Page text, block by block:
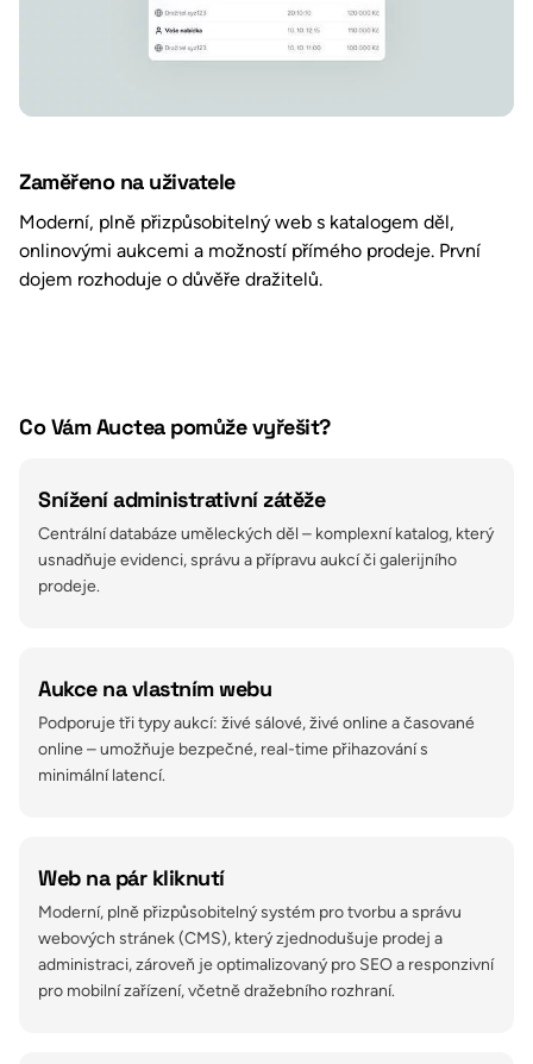
Zaměřeno na uživatele
Moderní, plně přizpůsobitelný web s katalogem děl,
onlinovými aukcemi a možností přímého prodeje. První
dojem rozhoduje o důvěře dražitelů.
Co Vám Auctea pomůže vyřešit?
Snížení administrativní zátěže
Centrální databáze uměleckých děl – komplexní katalog, který
usnadňuje evidenci, správu a přípravu aukcí či galerijního
prodeje.
Aukce na vlastním webu
Podporuje tři typy aukcí: živé sálové, živé online a časované
online – umožňuje bezpečné, real-time přihazování s
minimální latencí.
Web na pár kliknutí
Moderní, plně přizpůsobitelný systém pro tvorbu a správu
webových stránek (CMS), který zjednodušuje prodej a
administraci, zároveň je optimalizovaný pro SEO a responzivní
pro mobilní zařízení, včetně dražebního rozhraní.